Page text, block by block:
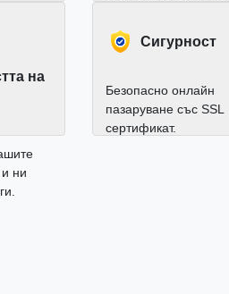
на
ни
Cигурност
Безопасно онлайн
пазаруване със SSL
сертификат.